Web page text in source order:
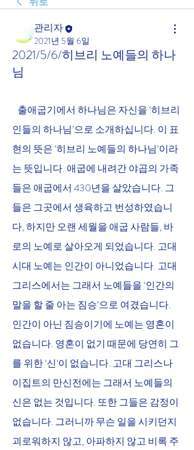
관리자
2021년 5월 6일
2021/5/6/히브리 노예들의 하나
님
인들의 하나님’으로 소개하십니다. 이 표
현의 뜻은 ‘히브리 노예들의 하나님’이라
는 뜻입니다. 애굽에 내려간 야곱의 가족
들은 애굽에서 430년을 살았습니다. 그
들은 그곳에서 생육하고 번성하였습니
다, 하지만 오랜 세월을 애굽 사람들, 바
로의 노예로 살아오게 되었습니다. 고대
시대 노예는 인간이 아니었습니다. 고대
그리스에서는 그래서 노예들을 ‘인간의
말을 할 줄 아는 짐승’으로 여겼습니다.
인간이 아닌 짐승이기에 노예는 영혼이
없습니다. 영혼이 없기 때문에 당연히 그
를 위한 ‘신’이 없습니다. 고대 그리스나
이집트의 만신전에는 그래서 노예들의
신은 없는 것입니다. 또한 그들은 감정이
없습니다. 그러니까 무슨 일을 시키던지
괴로워하지 않고, 아파하지 않고 비록 주